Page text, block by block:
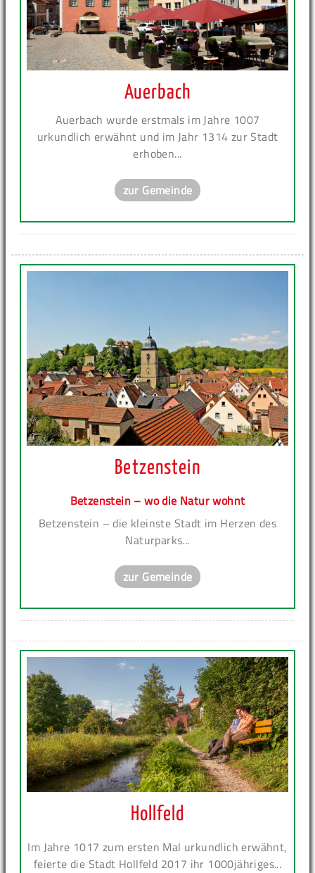
Auerbach
Auerbach wurde erstmals im Jahre 1007
urkundlich erwähnt und im Jahr 1314 zur Stadt
erhoben...
zur Gemeinde
Betzenstein
Betzenstein – wo die Natur wohnt
Betzenstein – die kleinste Stadt im Herzen des
Naturparks...
zur Gemeinde
Hollfeld
Im Jahre 1017 zum ersten Mal urkundlich erwähnt,
feierte die Stadt Hollfeld 2017 ihr 1000jähriges...